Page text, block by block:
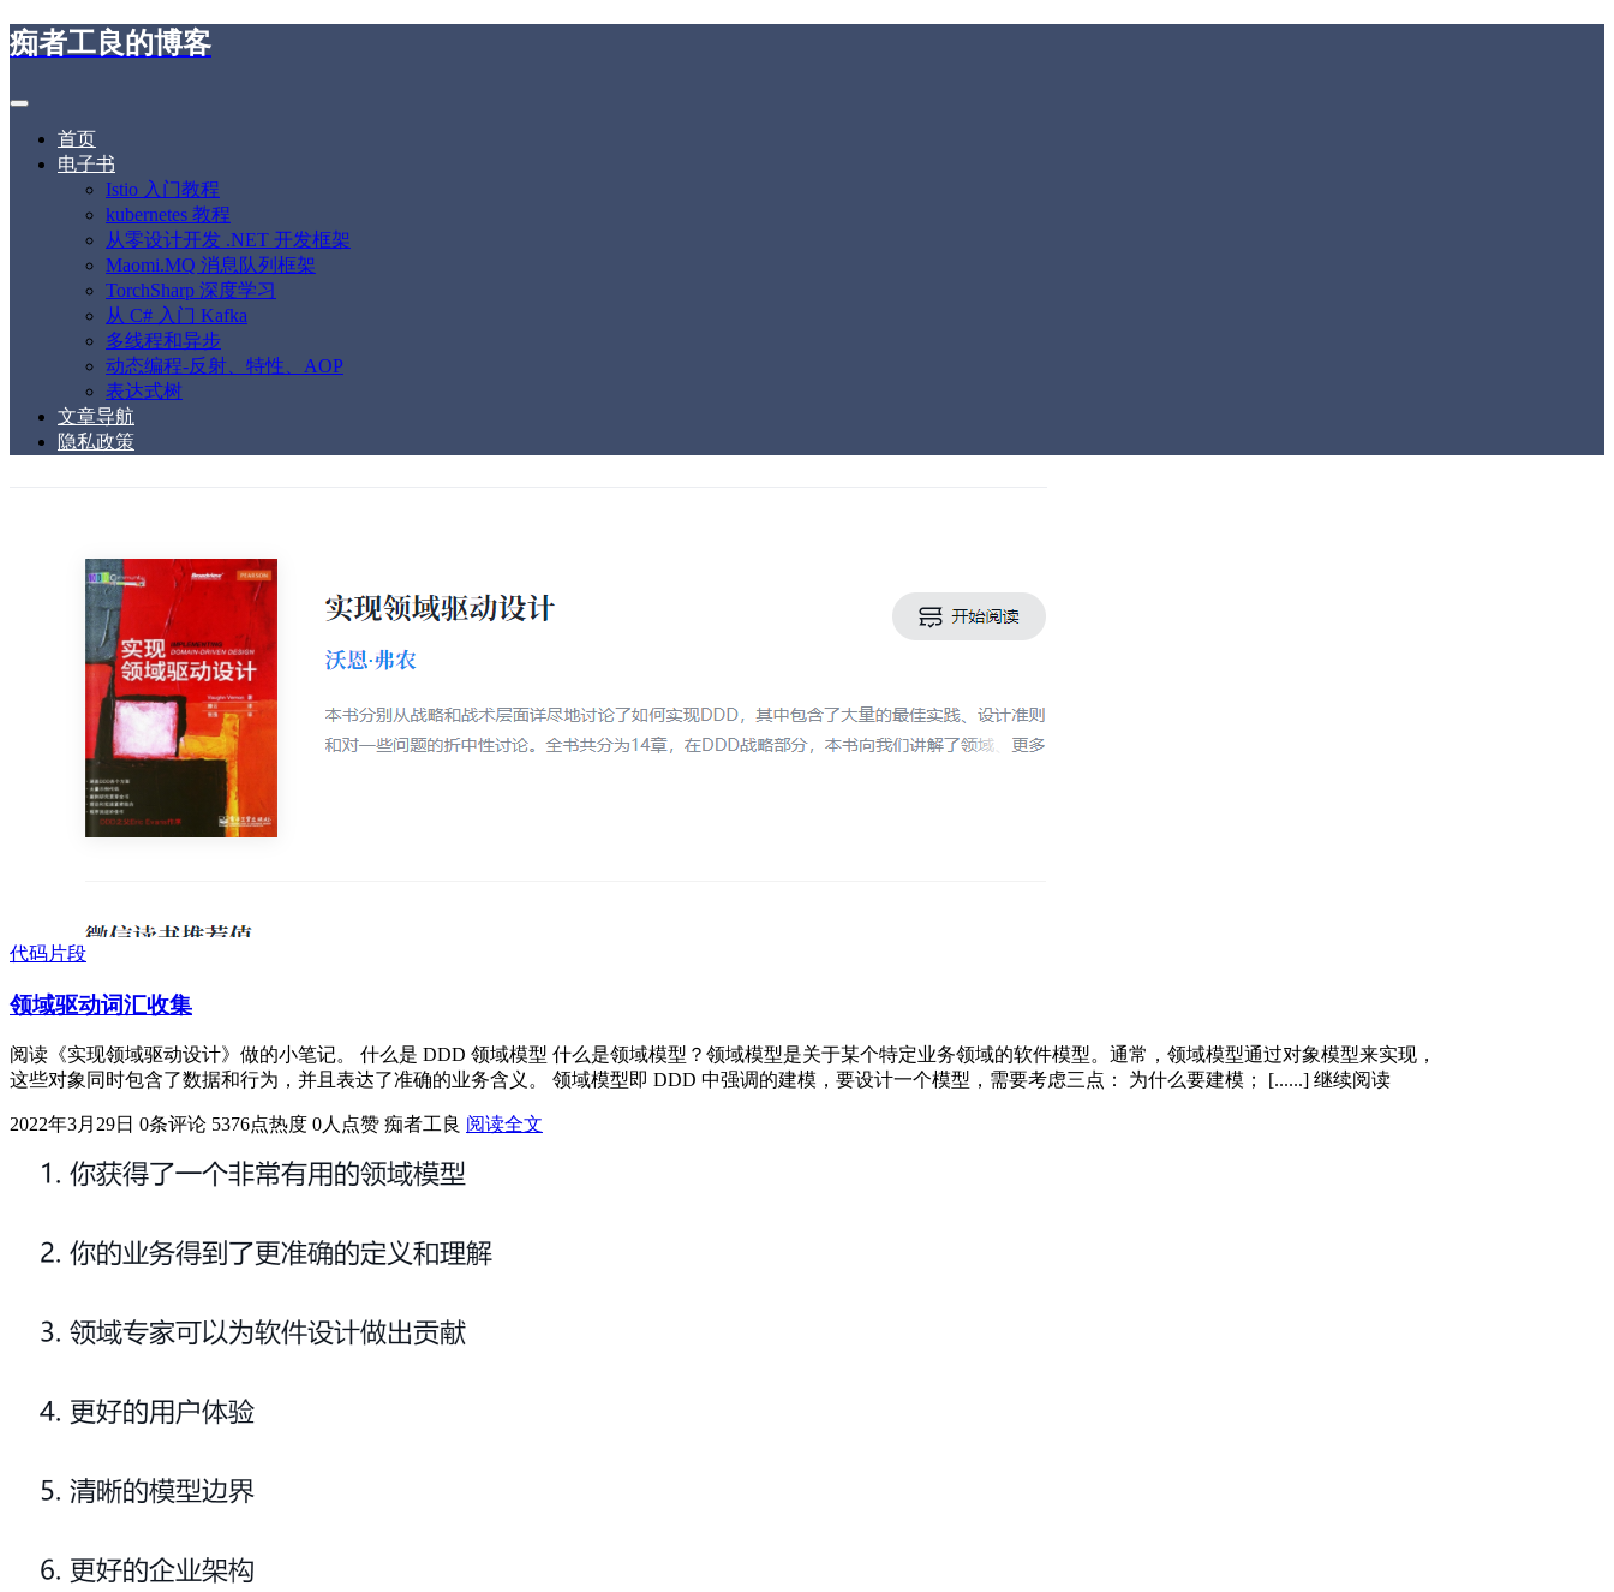
痴者工良的博客
首页
电子书
Istio 入门教程
kubernetes 教程
从零设计开发 .NET 开发框架
Maomi.MQ 消息队列框架
TorchSharp 深度学习
从 C# 入门 Kafka
多线程和异步
动态编程-反射、特性、AOP
表达式树
文章导航
隐私政策
代码片段
领域驱动词汇收集
阅读《实现领域驱动设计》做的小笔记。 什么是 DDD 领域模型 什么是领域模型？领域模型是关于某个特定业务领域的软件模型。通常，领域模型通过对象模型来实现，
这些对象同时包含了数据和行为，并且表达了准确的业务含义。 领域模型即 DDD 中强调的建模，要设计一个模型，需要考虑三点： 为什么要建模； [......] 继续阅读
2022年3月29日 0条评论 5376点热度 0人点赞 痴者工良 阅读全文